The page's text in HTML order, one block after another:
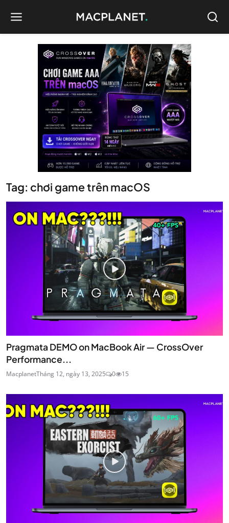
Tag: chơi game trên macOS
Pragmata DEMO on MacBook Air — CrossOver
Performance...
MacplanetTháng 12, ngày 13, 2025 0 15